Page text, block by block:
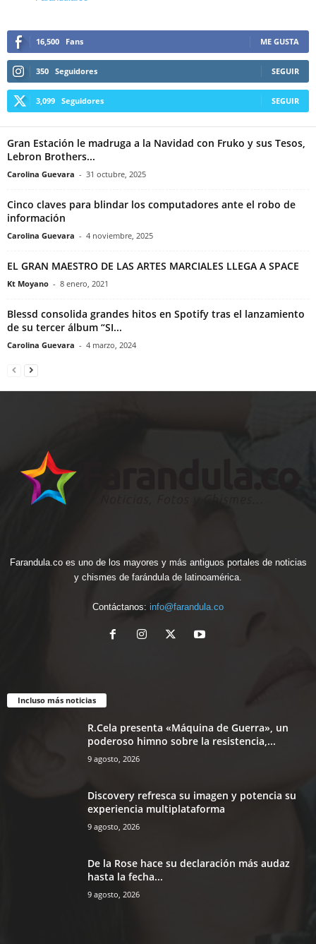
16,500 Fans ME GUSTA
350 Seguidores SEGUIR
3,099 Seguidores SEGUIR
Gran Estación le madruga a la Navidad con Fruko y sus Tesos,
Lebron Brothers...
Carolina Guevara - 31 octubre, 2025
Cinco claves para blindar los computadores ante el robo de
información
Carolina Guevara - 4 noviembre, 2025
EL GRAN MAESTRO DE LAS ARTES MARCIALES LLEGA A SPACE
Kt Moyano - 8 enero, 2021
Blessd consolida grandes hitos en Spotify tras el lanzamiento
de su tercer álbum “SI...
Carolina Guevara - 4 marzo, 2024
Farandula.co es uno de los mayores y más antiguos portales de noticias
y chismes de farándula de latinoamérica.
Contáctanos: info@farandula.co
Incluso más noticias
R.Cela presenta «Máquina de Guerra», un
poderoso himno sobre la resistencia,...
9 agosto, 2026
Discovery refresca su imagen y potencia su
experiencia multiplataforma
9 agosto, 2026
De la Rose hace su declaración más audaz
hasta la fecha...
9 agosto, 2026